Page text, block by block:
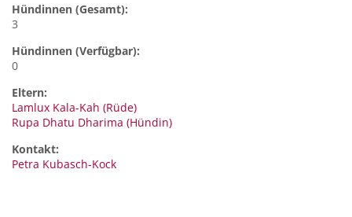
Hündinnen (Gesamt):
3
Hündinnen (Verfügbar):
0
Eltern:
Lamlux Kala-Kah (Rüde)
Rupa Dhatu Dharima (Hündin)
Kontakt:
Petra Kubasch-Kock